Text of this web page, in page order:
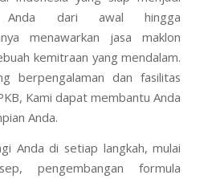
Anda dari awal hingga
menawarkan jasa maklon
kemitraan yang mendalam.
berpengalaman dan fasilitas
Kami dapat membantu Anda
Anda.
Anda di setiap langkah, mulai
pengembangan formula